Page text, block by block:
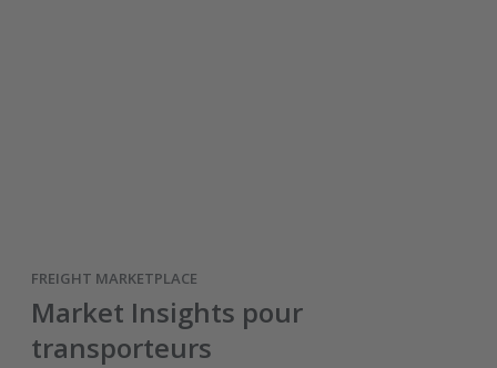
FREIGHT MARKETPLACE
Market Insights pour
transporteurs